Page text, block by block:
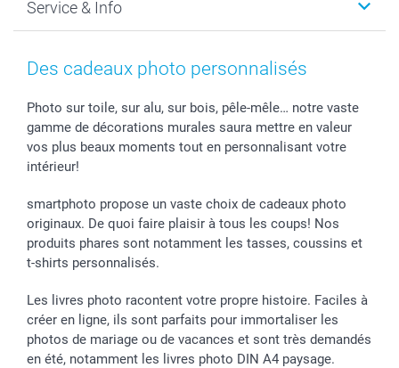
Développement photo & Tirage photo
Cadres photo & accessoires déco
Stickers & Etiquettes
Chèque Cadeau
Gestion des cookies
Mentions Légales
Affiliation
Investor Relations
B2B smartbusiness
Nouvel An
Fête des Mères
Confirmation ou communion
Mariage
Fête d'anniversaire
Tous les évènements
Service & Info
Tarifs et frais de livraison
Livraison en 48 heures
Modes de Paiement
Identifiez-vous
Statut de ma commande
smarfriends
smartgarantie
smartbonus
Des cadeaux photo personnalisés
Photo sur toile, sur alu, sur bois, pêle-mêle… notre vaste
gamme de décorations murales saura mettre en valeur
vos plus beaux moments tout en personnalisant votre
intérieur!
smartphoto propose un vaste choix de cadeaux photo
originaux. De quoi faire plaisir à tous les coups! Nos
produits phares sont notamment les tasses, coussins et
t-shirts personnalisés.
Les livres photo racontent votre propre histoire. Faciles à
créer en ligne, ils sont parfaits pour immortaliser les
photos de mariage ou de vacances et sont très demandés
en été, notamment les livres photo DIN A4 paysage.